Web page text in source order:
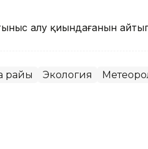
алу қиындағанын
райы Экология